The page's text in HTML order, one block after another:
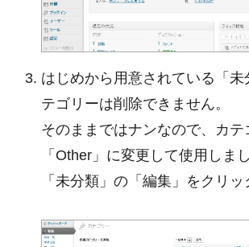
はじめから用意されている「未
テゴリーは削除できません。
そのままではナンなので、カテ
「Other」に変更して使用しま
「未分類」の「編集」をクリッ